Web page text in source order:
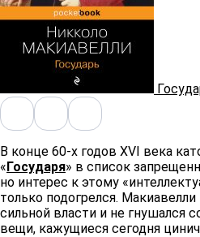
В конце 60-х годов XVI века
«Государя» в список
но интерес к этому
только подогрелся.
сильной власти и не гнушался
вещи, кажущиеся сегодня